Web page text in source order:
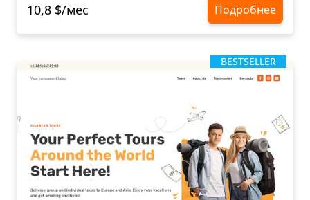
10,8 $/мес
Подробнее
BESTSELLER